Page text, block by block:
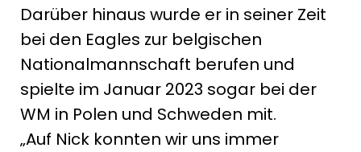
Darüber hinaus wurde er in seiner Zeit
bei den Eagles zur belgischen
Nationalmannschaft berufen und
spielte im Januar 2023 sogar bei der
WM in Polen und Schweden mit.
„Auf Nick konnten wir uns immer